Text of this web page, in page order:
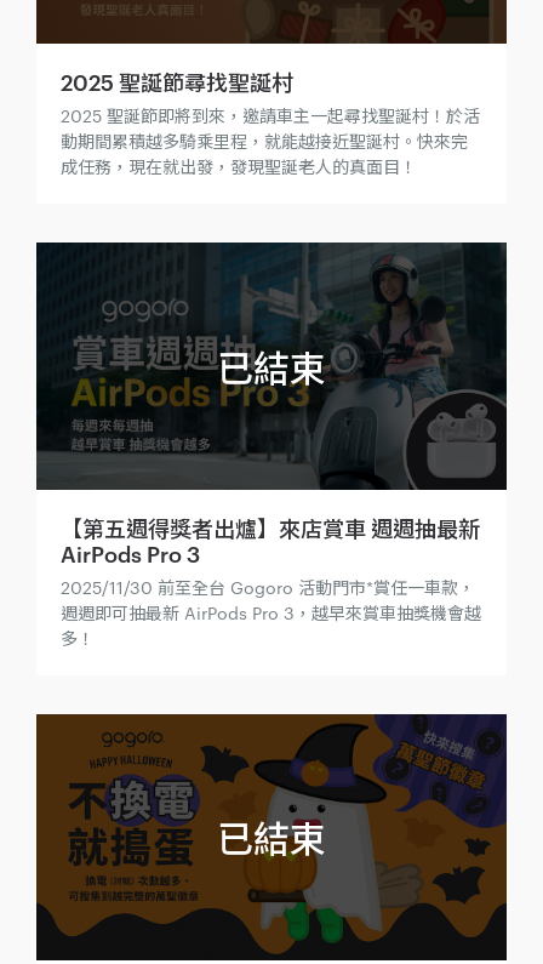
2025 聖誕節尋找聖誕村
2025 聖誕節即將到來，邀請車主一起尋找聖誕村！於活
動期間累積越多騎乘里程，就能越接近聖誕村。快來完
成任務，現在就出發，發現聖誕老人的真面目！
【第五週得獎者出爐】來店賞車 週週抽最新
AirPods Pro 3
2025/11/30 前至全台 Gogoro 活動門市*賞任一車款，
週週即可抽最新 AirPods Pro 3，越早來賞車抽獎機會越
多！